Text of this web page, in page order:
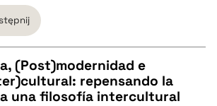
(Post)modernidad e
repensando la
una filosofía intercultural